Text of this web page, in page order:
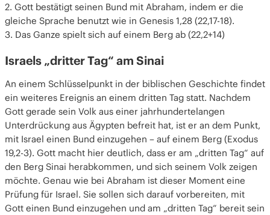
2. Gott bestätigt seinen Bund mit Abraham, indem er die
gleiche Sprache benutzt wie in Genesis 1,28 (22,17-18).
3. Das Ganze spielt sich auf einem Berg ab (22,2+14)
Israels „dritter Tag“ am Sinai
An einem Schlüsselpunkt in der biblischen Geschichte findet
ein weiteres Ereignis an einem dritten Tag statt. Nachdem
Gott gerade sein Volk aus einer jahrhundertelangen
Unterdrückung aus Ägypten befreit hat, ist er an dem Punkt,
mit Israel einen Bund einzugehen – auf einem Berg (Exodus
19,2-3). Gott macht hier deutlich, dass er am „dritten Tag“ auf
den Berg Sinai herabkommen, und sich seinem Volk zeigen
möchte. Genau wie bei Abraham ist dieser Moment eine
Prüfung für Israel. Sie sollen sich darauf vorbereiten, mit
Gott einen Bund einzugehen und am „dritten Tag“ bereit sein